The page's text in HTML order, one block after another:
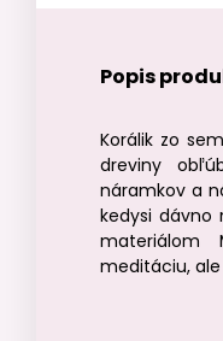
Popis
Korálik zo
dreviny
náramkov a
kedysi dávno
materiálom
meditáciu,